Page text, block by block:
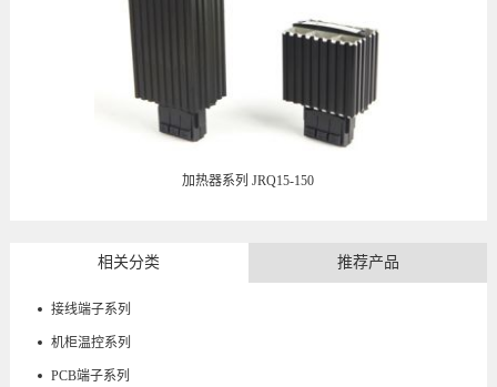
加热器系列 JRQ15-150
相关分类 推荐产品
接线端子系列
机柜温控系列
PCB端子系列